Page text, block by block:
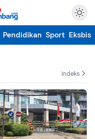
Pendidikan Sport Eksbis
Indeks